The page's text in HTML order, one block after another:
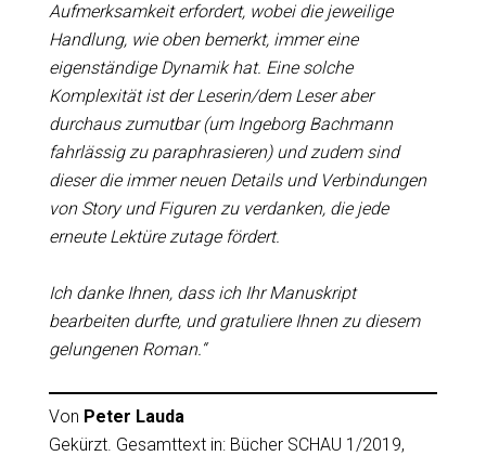
Aufmerksamkeit erfordert, wobei die jeweilige
Handlung, wie oben bemerkt, immer eine
eigenständige Dynamik hat. Eine solche
Komplexität ist der Leserin/dem Leser aber
durchaus zumutbar (um Ingeborg Bachmann
fahrlässig zu paraphrasieren) und zudem sind
dieser die immer neuen Details und Verbindungen
von Story und Figuren zu verdanken, die jede
erneute Lektüre zutage fördert.
Ich danke Ihnen, dass ich Ihr Manuskript
bearbeiten durfte, und gratuliere Ihnen zu diesem
gelungenen Roman.“
Von Peter Lauda
Gekürzt. Gesamttext in: Bücher SCHAU 1/2019,